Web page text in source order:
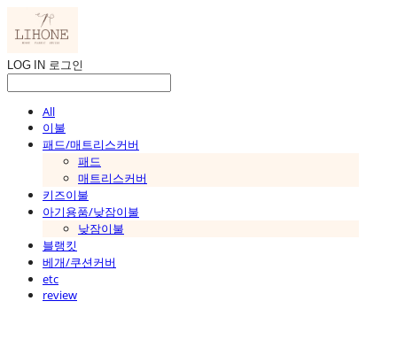
LOG IN 로그인
All
이불
패드/매트리스커버
패드
매트리스커버
키즈이불
아기용품/낮잠이불
낮잠이불
블랭킷
베개/쿠션커버
etc
review